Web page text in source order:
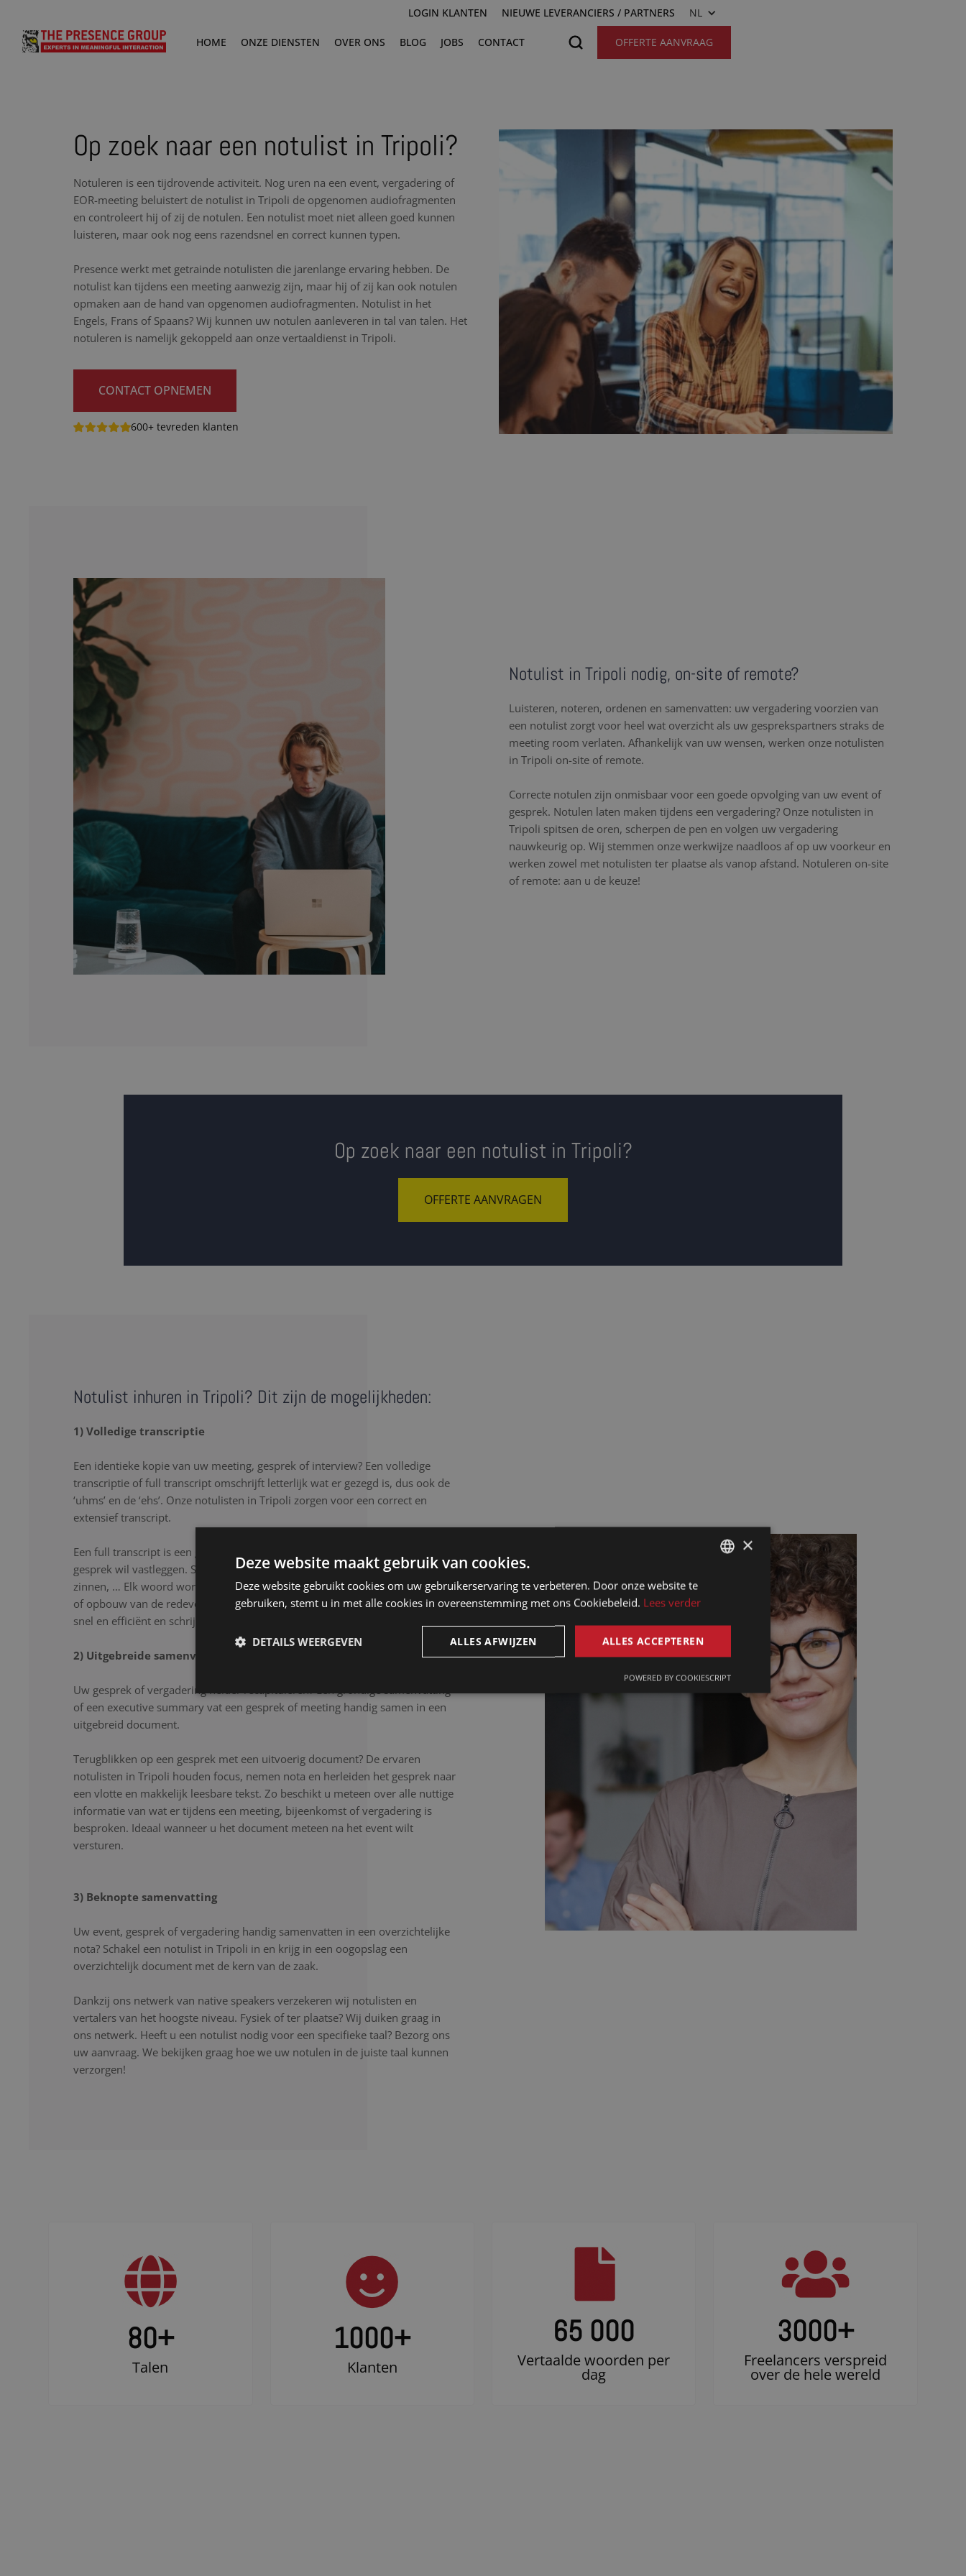
LOGIN KLANTEN NIEUWE LEVERANCIERS / PARTNERS NL
HOME ONZE DIENSTEN OVER ONS BLOG JOBS CONTACT OFFERTE AANVRAAG
Op zoek naar een notulist in Tripoli?
Notuleren is een tijdrovende activiteit. Nog uren na een event, vergadering of
EOR-meeting beluistert de notulist in Tripoli de opgenomen audiofragmenten
en controleert hij of zij de notulen. Een notulist moet niet alleen goed kunnen
luisteren, maar ook nog eens razendsnel en correct kunnen typen.
Presence werkt met getrainde notulisten die jarenlange ervaring hebben. De
notulist kan tijdens een meeting aanwezig zijn, maar hij of zij kan ook notulen
opmaken aan de hand van opgenomen audiofragmenten. Notulist in het
Engels, Frans of Spaans? Wij kunnen uw notulen aanleveren in tal van talen. Het
notuleren is namelijk gekoppeld aan onze vertaaldienst in Tripoli.
CONTACT OPNEMEN
600+ tevreden klanten
Notulist in Tripoli nodig, on-site of remote?
Luisteren, noteren, ordenen en samenvatten: uw vergadering voorzien van
een notulist zorgt voor heel wat overzicht als uw gesprekspartners straks de
meeting room verlaten. Afhankelijk van uw wensen, werken onze notulisten
in Tripoli on-site of remote.
Correcte notulen zijn onmisbaar voor een goede opvolging van uw event of
gesprek. Notulen laten maken tijdens een vergadering? Onze notulisten in
Tripoli spitsen de oren, scherpen de pen en volgen uw vergadering
nauwkeurig op. Wij stemmen onze werkwijze naadloos af op uw voorkeur en
werken zowel met notulisten ter plaatse als vanop afstand. Notuleren on-site
of remote: aan u de keuze!
Op zoek naar een notulist in Tripoli?
OFFERTE AANVRAGEN
Notulist inhuren in Tripoli? Dit zijn de mogelijkheden:
1) Volledige transcriptie
Een identieke kopie van uw meeting, gesprek of interview? Een volledige
transcriptie of full transcript omschrijft letterlijk wat er gezegd is, dus ook de
‘uhms’ en de ‘ehs’. Onze notulisten in Tripoli zorgen voor een correct en
extensief transcript.
Een full transcript is een goede oplossing als u letterlijk elk detail van het
gesprek wil vastleggen. Stopwoorden, herhalingen, spreektaal of afgebroken
zinnen, … Elk woord wordt nauwkeurig genoteerd, ongeacht de samenhang
of opbouw van de redevoering. Onze notulisten luisteren aandachtig, werken
snel en efficiënt en schrijven uw gesprek letter voor letter uit.
2) Uitgebreide samenvatting
Uw gesprek of vergadering helder recapituleren? Een grondige samenvatting
of een executive summary vat een gesprek of meeting handig samen in een
uitgebreid document.
Terugblikken op een gesprek met een uitvoerig document? De ervaren
notulisten in Tripoli houden focus, nemen nota en herleiden het gesprek naar
een vlotte en makkelijk leesbare tekst. Zo beschikt u meteen over alle nuttige
informatie van wat er tijdens een meeting, bijeenkomst of vergadering is
besproken. Ideaal wanneer u het document meteen na het event wilt
versturen.
3) Beknopte samenvatting
Uw event, gesprek of vergadering handig samenvatten in een overzichtelijke
nota? Schakel een notulist in Tripoli in en krijg in een oogopslag een
overzichtelijk document met de kern van de zaak.
Dankzij ons netwerk van native speakers verzekeren wij notulisten en
vertalers van het hoogste niveau. Fysiek of ter plaatse? Wij duiken graag in
ons netwerk. Heeft u een notulist nodig voor een specifieke taal? Bezorg ons
uw aanvraag. We bekijken graag hoe we uw notulen in de juiste taal kunnen
verzorgen!
80+
Talen
1000+
Klanten
65 000
Vertaalde woorden per
dag
3000+
Freelancers verspreid
over de hele wereld
FRENCH
ENGLISH
×
Deze website maakt gebruik van cookies.
Deze website gebruikt cookies om uw gebruikerservaring te verbeteren. Door onze website te
gebruiken, stemt u in met alle cookies in overeenstemming met ons Cookiebeleid. Lees verder
ALLES ACCEPTEREN
ALLES AFWIJZEN
DETAILS WEERGEVEN
POWERED BY COOKIESCRIPT